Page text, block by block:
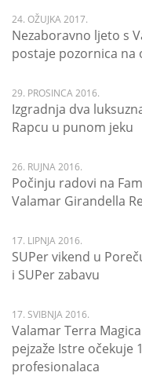
24. OŽUJKA 2017.
Nezaboravno ljeto s
postaje pozornica na
29. PROSINCA 2016.
Izgradnja dva
Rapcu u punom jeku
26. RUJNA 2016.
Počinju radovi na
Valamar Girandella
17. LIPNJA 2016.
SUPer vikend u
i SUPer zabavu
17. SVIBNJA 2016.
Valamar Terra
pejzaže Istre očekuje
profesionalaca